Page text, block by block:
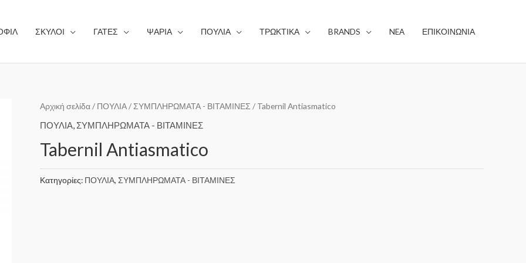
ΣΚΥΛΟΙ ΓΑΤΕΣ ΨΑΡΙΑ ΠΟΥΛΙΑ ΤΡΩΚΤΙΚΑ BRANDS NEA ΕΠΙΚΟΙΝΩΝΙΑ
Αρχική σελίδα/ ΠΟΥΛΙΑ/ ΣΥΜΠΛΗΡΩΜΑΤΑ - ΒΙΤΑΜΙΝΕΣ / Tabernil Antiasmatico
ΠΟΥΛΙΑ, ΣΥΜΠΛΗΡΩΜΑΤΑ - ΒΙΤΑΜΙΝΕΣ
Tabernil Antiasmatico
Κατηγορίες: ΠΟΥΛΙΑ, ΣΥΜΠΛΗΡΩΜΑΤΑ - ΒΙΤΑΜΙΝΕΣ